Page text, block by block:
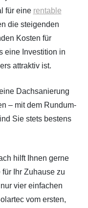
für eine rentable
die steigenden
Kosten für
eine Investition in
attraktiv ist.
Dachsanierung
– mit dem Rundum-
Sie stets bestens
hilft Ihnen gerne
Ihr Zuhause zu
vier einfachen
vom ersten,